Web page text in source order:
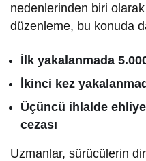
nedenlerinden biri
düzenleme, bu konuda
İlk yakalanmada
İkinci kez
Üçüncü ihlalde
cezası
Uzmanlar, sürücülerin